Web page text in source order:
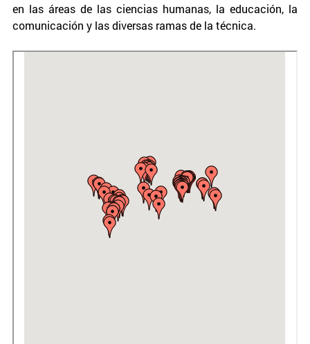
en las áreas de las ciencias humanas, la educación, la
comunicación y las diversas ramas de la técnica.